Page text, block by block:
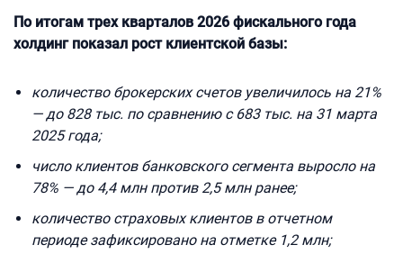
По итогам трех кварталов 2026 фискального года
холдинг показал рост клиентской базы:
количество брокерских счетов увеличилось на 21%
— до 828 тыс. по сравнению с 683 тыс. на 31 марта
2025 года;
число клиентов банковского сегмента выросло на
78% — до 4,4 млн против 2,5 млн ранее;
количество страховых клиентов в отчетном
периоде зафиксировано на отметке 1,2 млн;